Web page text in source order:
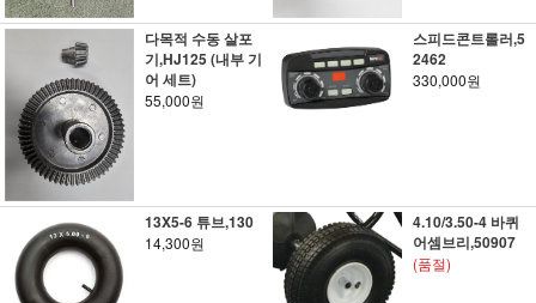
다목적 수동 살포
기,HJ125 (내부 기
어 세트)
55,000원
스피드콘트롤러,5
2462
330,000원
13X5-6 튜브,130
14,300원
4.10/3.50-4 바퀴
어셈브리,50907
(품절)